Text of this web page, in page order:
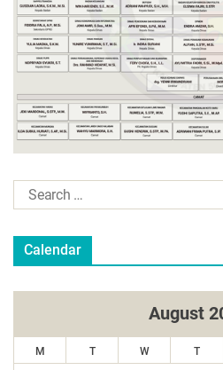
Calendar
August
M T W T